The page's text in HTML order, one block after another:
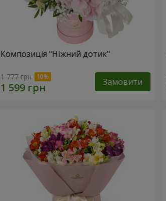
Композиція "Ніжний дотик"
1 777 грн Замовити